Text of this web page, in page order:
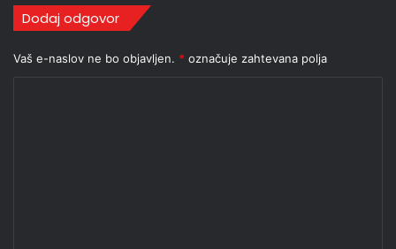
Dodaj odgovor
Vaš e-naslov ne bo objavljen. * označuje zahtevana polja